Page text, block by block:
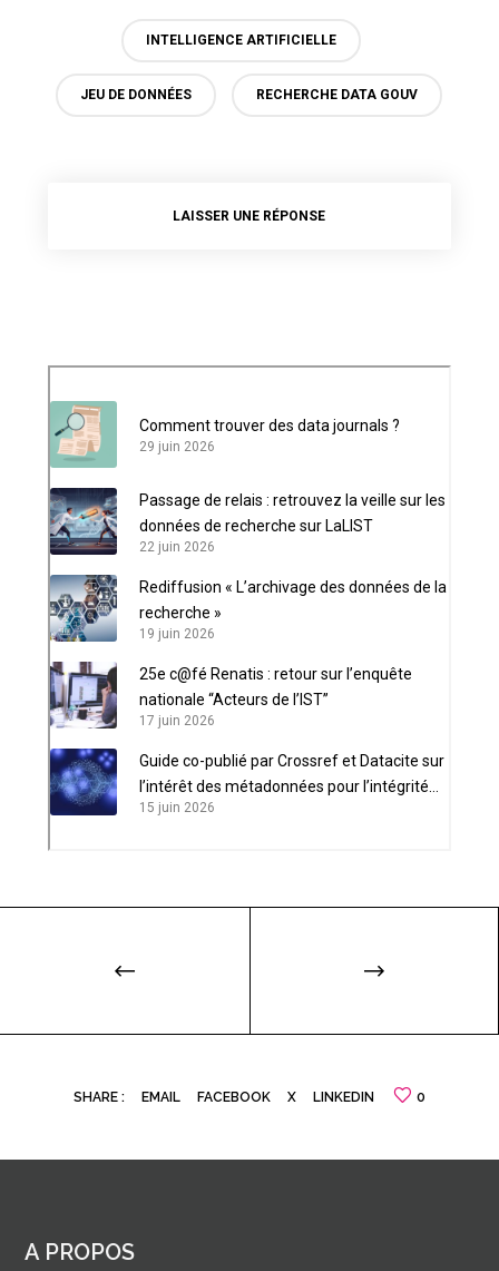
INTELLIGENCE ARTIFICIELLE
JEU DE DONNÉES RECHERCHE DATA GOUV
LAISSER UNE RÉPONSE
Comment trouver des data journals ?
29 juin 2026
Passage de relais : retrouvez la veille sur les
données de recherche sur LaLIST
22 juin 2026
Rediffusion « L’archivage des données de la
recherche »
19 juin 2026
25e c@fé Renatis : retour sur l’enquête
nationale “Acteurs de l’IST”
17 juin 2026
Guide co-publié par Crossref et Datacite sur
l’intérêt des métadonnées pour l’intégrité
scientifique
15 juin 2026
SHARE : EMAIL FACEBOOK X LINKEDIN 0
A PROPOS